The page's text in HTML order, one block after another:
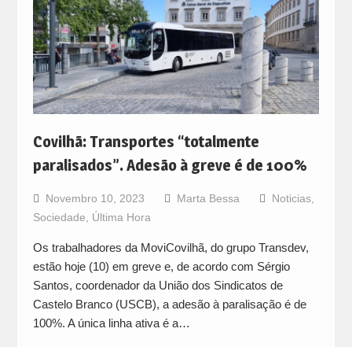
Covilhã: Transportes “totalmente
paralisados”. Adesão à greve é de 100%
Novembro 10, 2023 Marta Bessa Noticias,
Sociedade
Última Hora
Os trabalhadores da MoviCovilhã, do grupo Transdev,
estão hoje (10) em greve e, de acordo com Sérgio
Santos, coordenador da União dos Sindicatos de
Castelo Branco (USCB), a adesão à paralisação é de
100%. A única linha ativa é a…